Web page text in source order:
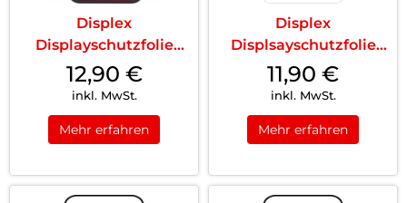
Displex
Displayschutzfolie
(9H) iPhone 13
Pro/14/1...
12,90 €
inkl. MwSt.
Mehr erfahren
Displex
Displsayschutzfolie
(9H) Galaxy S24
Transp...
11,90 €
inkl. MwSt.
Mehr erfahren